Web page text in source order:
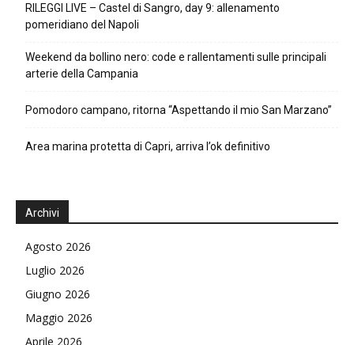
RILEGGI LIVE – Castel di Sangro, day 9: allenamento
pomeridiano del Napoli
Weekend da bollino nero: code e rallentamenti sulle principali
arterie della Campania
Pomodoro campano, ritorna “Aspettando il mio San Marzano”
Area marina protetta di Capri, arriva l’ok definitivo
Archivi
Agosto 2026
Luglio 2026
Giugno 2026
Maggio 2026
Aprile 2026